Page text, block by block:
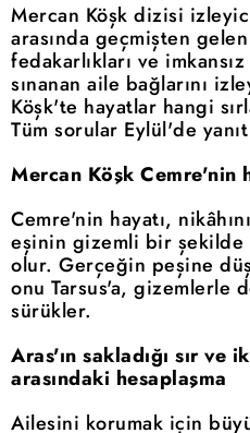
Mercan Köşk dizisi
arasında geçmişten
fedakarlıkları ve
sınanan aile bağlarını
Köşk'te hayatlar hangi
Tüm sorular Eylül'de
Mercan Köşk Cemre'nin
Cemre'nin hayatı,
eşinin gizemli bir şekilde
olur. Gerçeğin peşine
onu Tarsus'a, gizemlerle
sürükler.
Aras'ın sakladığı sır ve
arasındaki hesaplaşma
Ailesini korumak için